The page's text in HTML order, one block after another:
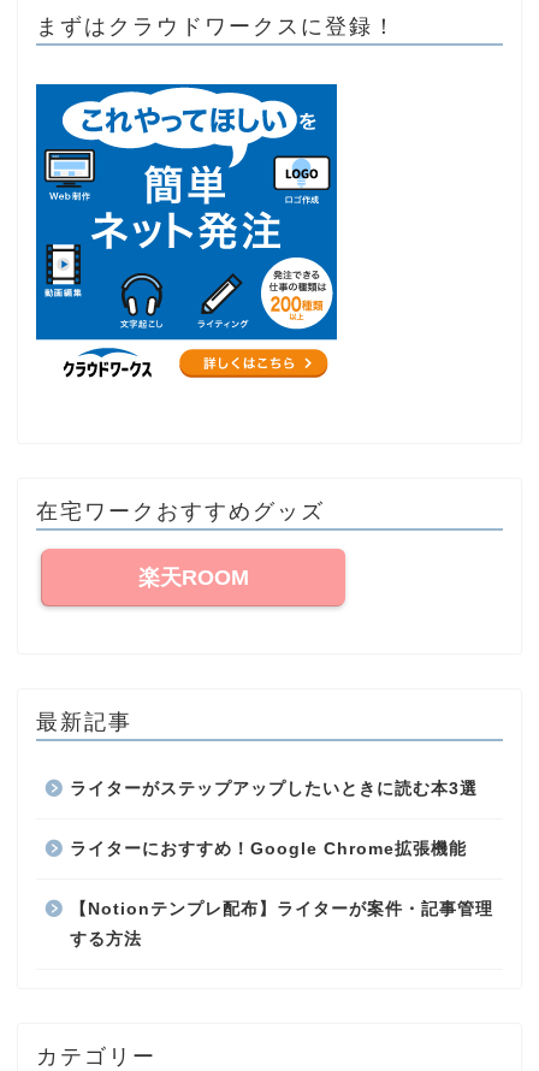
まずはクラウドワークスに登録！
在宅ワークおすすめグッズ
楽天ROOM
最新記事
ライターがステップアップしたいときに読む本3選
ライターにおすすめ！Google Chrome拡張機能
【Notionテンプレ配布】ライターが案件・記事管理
する方法
カテゴリー